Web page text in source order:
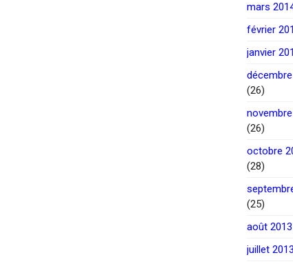
mars
février
janvier
(26)
(26)
octobre
(28)
(25)
août 2013
juillet 2013